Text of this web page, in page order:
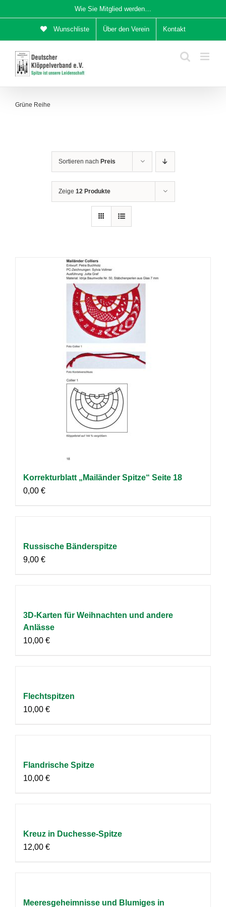
Inhalt
Wie Sie Mitglied werden…
Wunschliste Über den Verein Kontakt
Grüne Reihe
Sortieren nach Preis
Zeige 12 Produkte
Korrekturblatt „Mailänder Spitze“ Seite 18
0,00 €
Russische Bänderspitze
9,00 €
3D-Karten für Weihnachten und andere
Anlässe
10,00 €
Flechtspitzen
10,00 €
Flandrische Spitze
10,00 €
Kreuz in Duchesse-Spitze
12,00 €
Meeresgeheimnisse und Blumiges in